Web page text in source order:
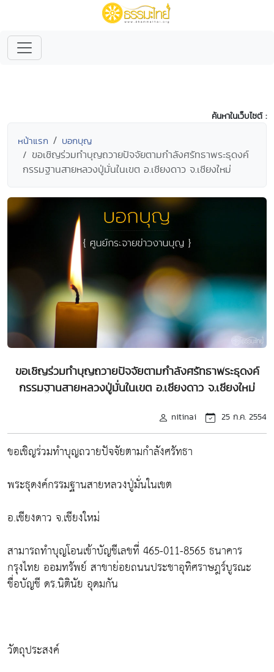
ค้นหาในเว็บไซต์ :
หน้าแรก บอกบุญ
ขอเชิญร่วมทำบุญถวายปัจจัยตามกำลังศรัทธาพระธุดงค์
กรรมฐานสายหลวงปู่มั่นในเขต อ.เชียงดาว จ.เชียงใหม่
ขอเชิญร่วมทำบุญถวายปัจจัยตามกำลังศรัทธาพระธุดงค์
กรรมฐานสายหลวงปู่มั่นในเขต อ.เชียงดาว จ.เชียงใหม่
nitinai 25 ก.ค. 2554
ขอเชิญร่วมทำบุญถวายปัจจัยตามกำลังศรัทธา
พระธุดงค์กรรมฐานสายหลวงปู่มั่นในเขต
อ.เชียงดาว จ.เชียงใหม่
สามารถทำบุญโอนเข้าบัญชีเลขที่ 465-011-8565 ธนาคาร
กรุงไทย ออมทรัพย์ สาขาย่อยถนนประชาอุทิศราษฎร์บูรณะ
ชื่อบัญชี ดร.นิตินัย อุดมกัน
วัตถุประสงค์